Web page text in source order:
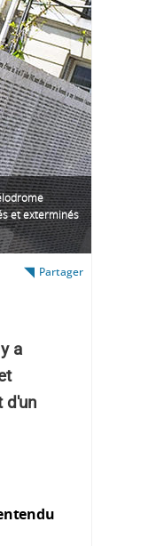
et exterminés
Partager
a
d'un